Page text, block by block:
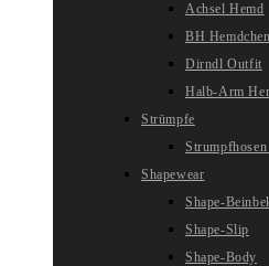
Achsel Hemd
BH Hemdchen
Dirndl Outfit
Halb-Arm
Strümpfe
Shapewear
Shape-
Shape-Slip
Shape-Body